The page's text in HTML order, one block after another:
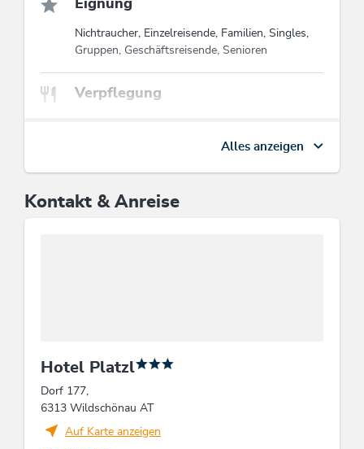
Eignung
Nichtraucher, Einzelreisende, Familien, Singles,
Gruppen, Geschäftsreisende, Senioren
Verpflegung
Barzahlung, Kreditkarten möglich, EC-Cash /
Englisch
Alles anzeigen
Kontakt & Anreise
Hotel Platzl
Dorf 177,
6313 Wildschönau AT
Auf Karte anzeigen